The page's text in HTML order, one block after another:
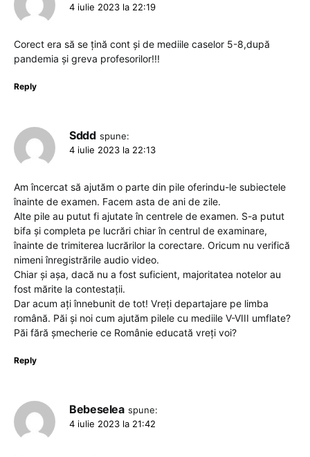
4 iulie 2023 la 22:19
Corect era să se țină cont și de mediile caselor 5-8,după
pandemia și greva profesorilor!!!
Reply
Sddd spune:
4 iulie 2023 la 22:13
Am încercat să ajutăm o parte din pile oferindu-le subiectele
înainte de examen. Facem asta de ani de zile.
Alte pile au putut fi ajutate în centrele de examen. S-a putut
bifa și completa pe lucrări chiar în centrul de examinare,
înainte de trimiterea lucrărilor la corectare. Oricum nu verifică
nimeni înregistrările audio video.
Chiar și așa, dacă nu a fost suficient, majoritatea notelor au
fost mărite la contestații.
Dar acum ați înnebunit de tot! Vreți departajare pe limba
română. Păi și noi cum ajutăm pilele cu mediile V-VIII umflate?
Păi fără șmecherie ce Românie educată vreți voi?
Reply
Bebeselea spune:
4 iulie 2023 la 21:42